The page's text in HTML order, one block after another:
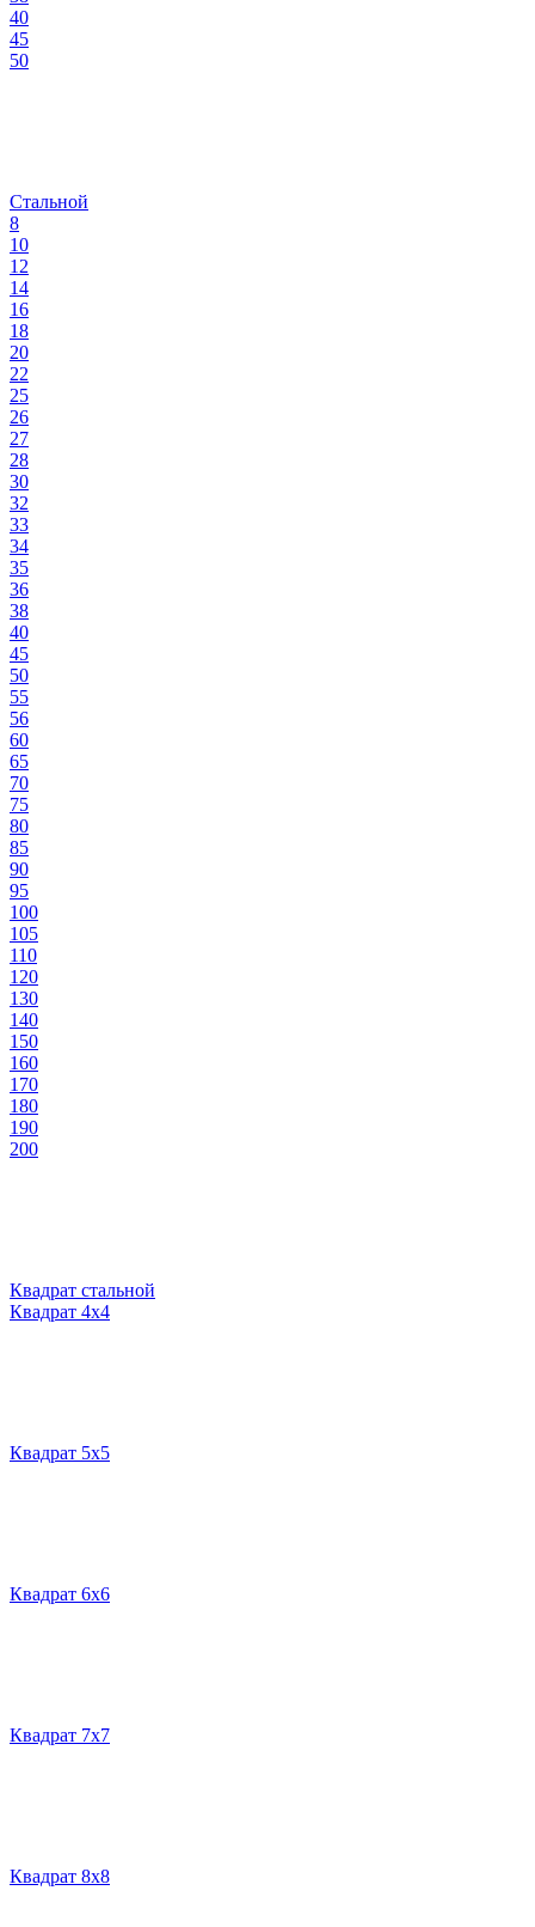
40
45
50
Стальной
8
10
12
14
16
18
20
22
25
26
27
28
30
32
33
34
35
36
38
40
45
50
55
56
60
65
70
75
80
85
90
95
100
105
110
120
130
140
150
160
170
180
190
200
Квадрат стальной
Квадрат 4х4
Квадрат 5х5
Квадрат 6х6
Квадрат 7х7
Квадрат 8х8